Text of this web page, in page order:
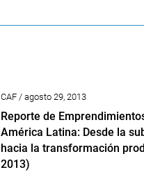
CAF / agosto 29, 2013
Reporte de
América Latina: Desde la
hacia la transformación
2013)